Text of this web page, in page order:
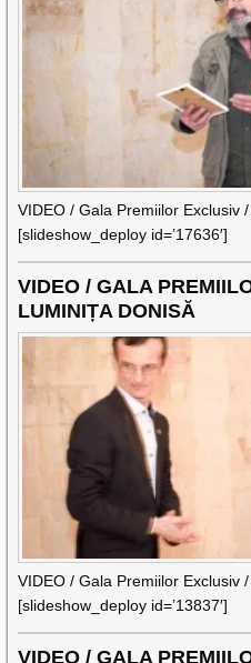
VIDEO / Gala Premiilor Exclusiv
[slideshow_deploy id=’17636′]
VIDEO / GALA
LUMINIȚA DONISĂ
VIDEO / Gala Premiilor Exclusiv
[slideshow_deploy id=’13837′]
VIDEO / GALA